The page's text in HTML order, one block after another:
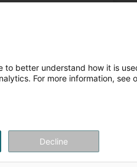
387
to better understand how it is
For more information, see
Decline